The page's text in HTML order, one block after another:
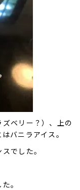
ベリー？）、上の
バニラアイス。
でした。
。